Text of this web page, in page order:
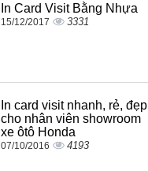
In Card Visit Bằng Nhựa
15/12/2017 3331
In card visit nhanh, rẻ, đẹp
cho nhân viên showroom
xe ôtô Honda
07/10/2016 4193